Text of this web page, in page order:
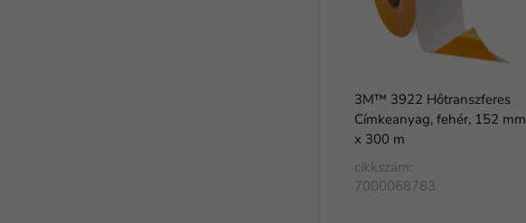
3M™ 3922 Hőtranszferes
Címkeanyag, fehér, 152 mm
x 300 m
cikkszám:
7000068783